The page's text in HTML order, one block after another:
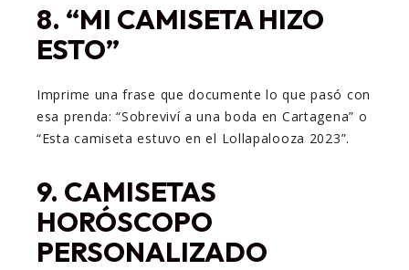
8. “MI CAMISETA HIZO
ESTO”
Imprime una frase que documente lo que pasó con
esa prenda: “Sobreviví a una boda en Cartagena” o
“Esta camiseta estuvo en el Lollapalooza 2023”.
9. CAMISETAS
HORÓSCOPO
PERSONALIZADO